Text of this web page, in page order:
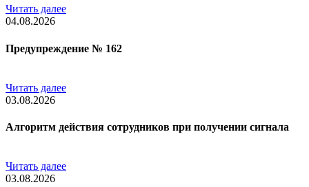
Читать далее
04.08.2026
Предупреждение № 162
Читать далее
03.08.2026
Алгоритм действия сотрудников при получении сигнала
Читать далее
03.08.2026